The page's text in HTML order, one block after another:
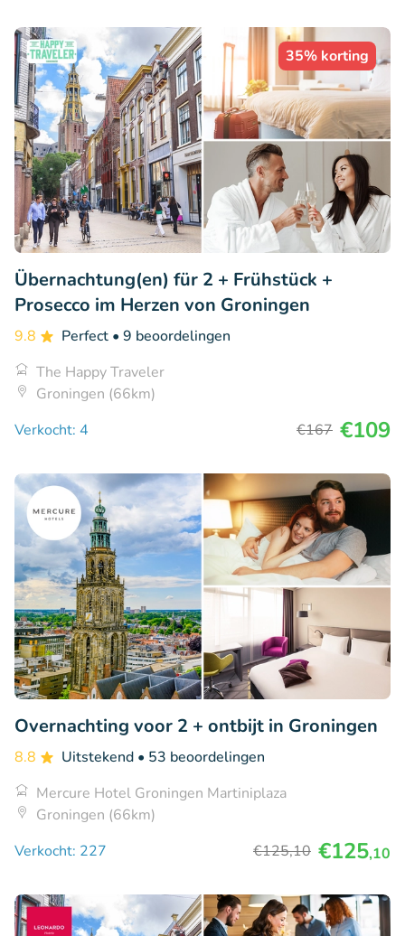
35% korting
Übernachtung(en) für 2 + Frühstück +
Prosecco im Herzen von Groningen
9.8 Perfect • 9 beoordelingen
The Happy Traveler
Groningen (66km)
Verkocht: 4
€167 €109
Overnachting voor 2 + ontbijt in Groningen
8.8 Uitstekend • 53 beoordelingen
Mercure Hotel Groningen Martiniplaza
Groningen (66km)
Verkocht: 227
€125,10 €125,10